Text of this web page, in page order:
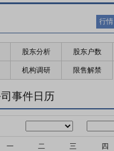
行情
股东分析 股东户数
机构调研 限售解禁
事件日历
一 二 三 四